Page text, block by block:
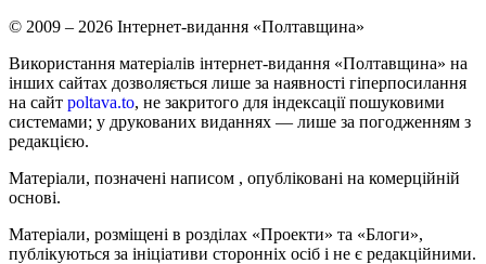
© 2009 – 2026 Інтернет-видання «Полтавщина»
Використання матеріалів інтернет-видання «Полтавщина» на
інших сайтах дозволяється лише за наявності гіперпосилання
на сайт poltava.to, не закритого для індексації пошуковими
системами; у друкованих виданнях — лише за погодженням з
редакцією.
Матеріали, позначені написом , опубліковані на комерційній
основі.
Матеріали, розміщені в розділах «Проекти» та «Блоги»,
публікуються за ініціативи сторонніх осіб і не є редакційними.